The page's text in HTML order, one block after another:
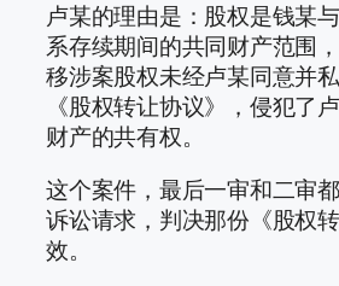
卢某的理由是：股权是钱某
系存续期间的共同财产范围
移涉案股权未经卢某同意并
《股权转让协议》，侵犯了
财产的共有权。
这个案件，最后一审和二审
诉讼请求，判决那份《股权
效。